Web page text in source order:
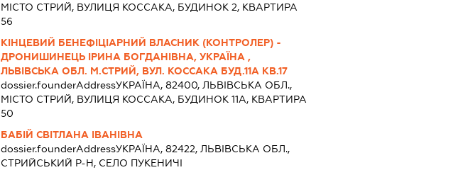
МІСТО СТРИЙ, ВУЛИЦЯ КОССАКА, БУДИНОК 2, КВАРТИРА
56
КІНЦЕВИЙ БЕНЕФІЦІАРНИЙ ВЛАСНИК (КОНТРОЛЕР) -
ДРОНИШИНЕЦЬ ІРИНА БОГДАНІВНА, УКРАЇНА ,
ЛЬВІВСЬКА ОБЛ. М.СТРИЙ, ВУЛ. КОССАКА БУД.11А КВ.17
dossier.founderAddressУКРАЇНА, 82400, ЛЬВІВСЬКА ОБЛ.,
МІСТО СТРИЙ, ВУЛИЦЯ КОССАКА, БУДИНОК 11А, КВАРТИРА
50
БАБІЙ СВІТЛАНА ІВАНІВНА
dossier.founderAddressУКРАЇНА, 82422, ЛЬВІВСЬКА ОБЛ.,
СТРИЙСЬКИЙ Р-Н, СЕЛО ПУКЕНИЧІ